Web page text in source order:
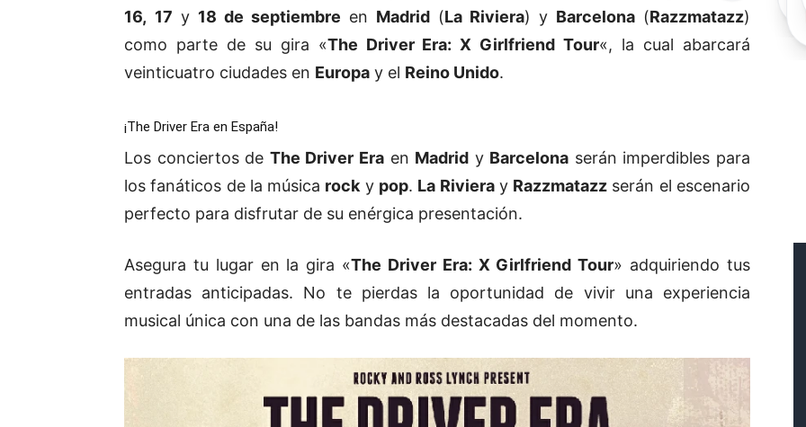
16, 17 y 18 de septiembre en Madrid (La Riviera) y Barcelona (Razzmatazz)
como parte de su gira «The Driver Era: X Girlfriend Tour«, la cual abarcará
veinticuatro ciudades en Europa y el Reino Unido.
¡The Driver Era en España!
Los conciertos de The Driver Eraen Madrid y Barcelona serán imperdibles para
los fanáticos de la música rock y pop. La Rivieray Razzmatazz serán el escenario
perfecto para disfrutar de su enérgica presentación.
Asegura tu lugar en la gira «The Driver Era: X Girlfriend Tour» adquiriendo tus
entradas anticipadas. No te pierdas la oportunidad de vivir una experiencia
musical única con una de las bandas más destacadas del momento.